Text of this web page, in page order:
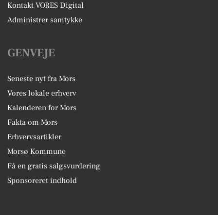
Kontakt VORES Digital
Administrer samtykke
GENVEJE
Seneste nyt fra Mors
Vores lokale erhverv
Kalenderen for Mors
Fakta om Mors
Erhvervsartikler
Morsø Kommune
Få en gratis salgsvurdering
Sponsoreret indhold